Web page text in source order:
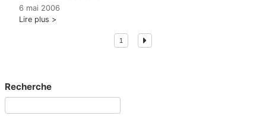
6 mai 2006
Lire plus
1
Recherche